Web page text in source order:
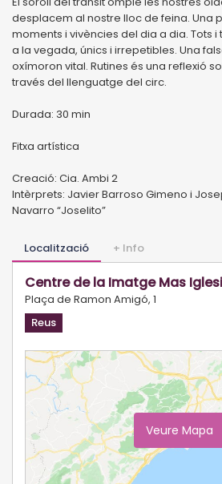
desplacem al nostre lloc de feina. Una
moments i vivències del dia a dia. Tots
a la vegada, únics i irrepetibles. Una
oxímoron vital. Rutines és una reflexió
través del llenguatge del circ.
Durada: 30 min
Fitxa artística
Creació: Cia. Ambi 2
Intèrprets: Javier Barroso Gimeno i
Navarro “Joselito”
Localització + Info
Centre de la Imatge Mas
Plaça de Ramon Amigó, 1
Reus
Veure Mapa